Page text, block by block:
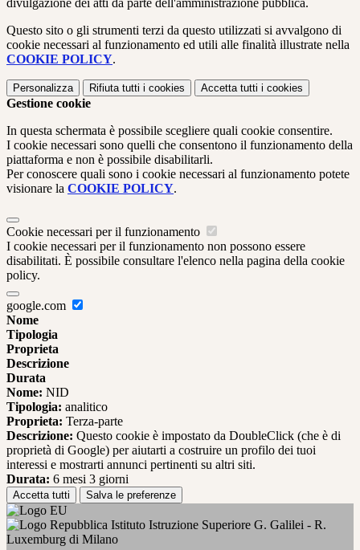
Questo sito o gli strumenti terzi da questo utilizzati si avvalgono di
cookie necessari al funzionamento ed utili alle finalità illustrate nella
COOKIE POLICY.
Personalizza Rifiuta tutti i cookies Accetta tutti i cookies
Gestione cookie
In questa schermata è possibile scegliere quali cookie consentire.
I cookie necessari sono quelli che consentono il funzionamento della
piattaforma e non è possibile disabilitarli.
Per conoscere quali sono i cookie necessari al funzionamento potete
visionare la COOKIE POLICY.
Cookie necessari per il funzionamento
I cookie necessari per il funzionamento non possono essere
disabilitati. È possibile consultare l'elenco nella pagina della cookie
policy.
google.com
Nome
Tipologia
Proprieta
Descrizione
Durata
Nome: NID
Tipologia: analitico
Proprieta: Terza-parte
Descrizione: Questo cookie è impostato da DoubleClick (che è di
proprietà di Google) per aiutarti a costruire un profilo dei tuoi
interessi e mostrarti annunci pertinenti su altri siti.
Durata: 6 mesi 3 giorni
Accetta tutti Salva le preferenze
Istituto Istruzione Superiore G. Galilei - R.
Luxemburg di Milano